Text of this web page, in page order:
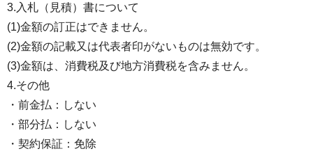
3.入札（見積）書について
(1)金額の訂正はできません。
(2)金額の記載又は代表者印がないものは無効です。
(3)金額は、消費税及び地方消費税を含みません。
4.その他
・前金払：しない
・部分払：しない
・契約保証：免除